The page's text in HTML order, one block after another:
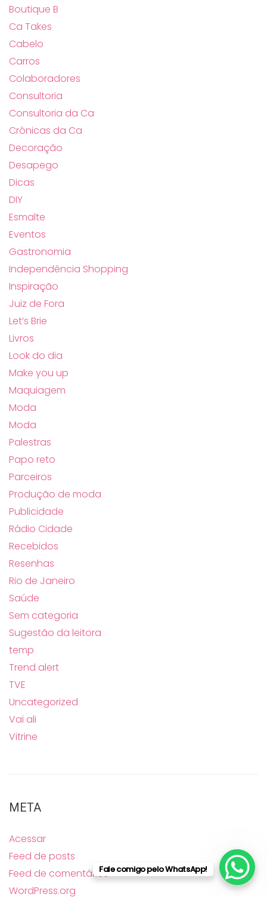
Boutique B
Ca Takes
Cabelo
Carros
Colaboradores
Consultoria
Consultoria da Ca
Crônicas da Ca
Decoração
Desapego
Dicas
DIY
Esmalte
Eventos
Gastronomia
Independência Shopping
Inspiração
Juiz de Fora
Let’s Brie
Livros
Look do dia
Make you up
Maquiagem
Moda
Moda
Palestras
Papo reto
Parceiros
Produção de moda
Publicidade
Rádio Cidade
Recebidos
Resenhas
Rio de Janeiro
Saúde
Sem categoria
Sugestão da leitora
temp
Trend alert
TVE
Uncategorized
Vai ali
Vitrine
META
Acessar
Feed de posts
Feed de comentários
WordPress.org
Fale comigo pelo WhatsApp!